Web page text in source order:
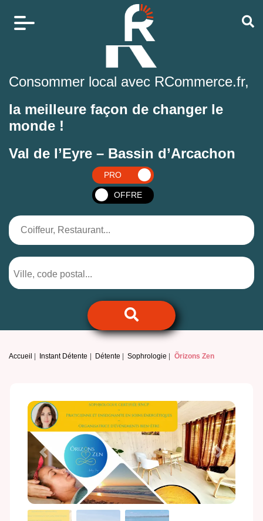
Consommer local avec RCommerce.fr,
la meilleure façon de changer le
monde !
Val de l’Eyre – Bassin d’Arcachon
PRO
OFFRE
Accueil Instant Détente Détente Sophrologie Õrizons Zen
Previous Next